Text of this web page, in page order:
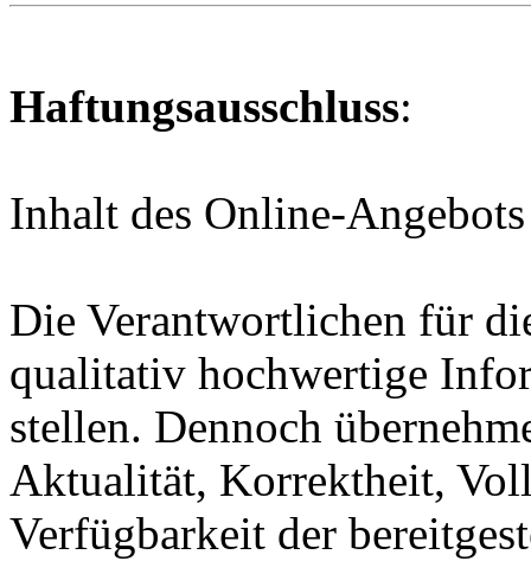
Haftungsausschluss:
Inhalt des Online-Angebots
Die Verantwortlichen für
qualitativ hochwertige
stellen. Dennoch
Aktualität, Korrektheit,
Verfügbarkeit der